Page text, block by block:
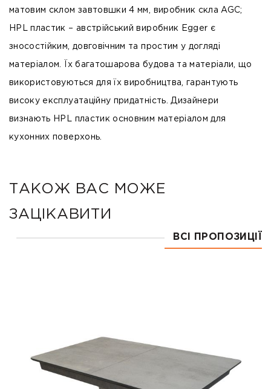
матовим склом завтовшки 4 мм, виробник скла AGC;
HPL пластик – австрійський виробник Egger є
зносостійким, довговічним та простим у догляді
матеріалом. Їх багатошарова будова та матеріали, що
використовуються для їх виробництва, гарантують
високу експлуатаційну придатність. Дизайнери
визнають HPL пластик основним матеріалом для
кухонних поверхонь.
ТАКОЖ ВАС МОЖЕ
ЗАЦІКАВИТИ
ВСІ ПРОПОЗИЦІЇ